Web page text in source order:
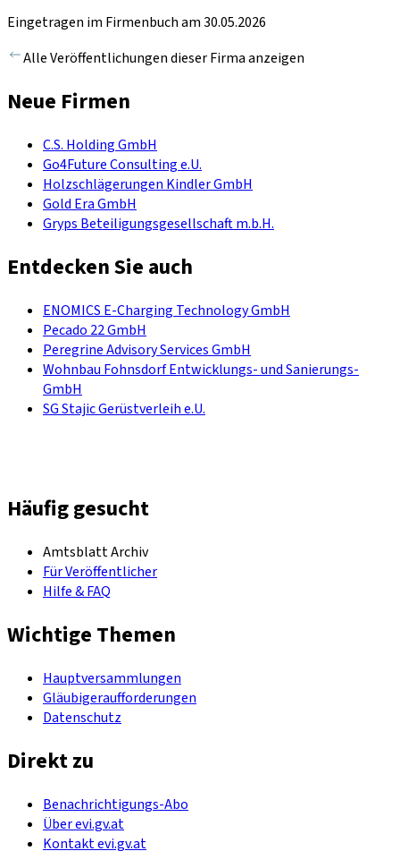
Eingetragen im Firmenbuch am 30.05.2026
Alle Veröffentlichungen dieser Firma anzeigen
Neue Firmen
C.S. Holding GmbH
Go4Future Consulting e.U.
Holzschlägerungen Kindler GmbH
Gold Era GmbH
Gryps Beteiligungsgesellschaft m.b.H.
Entdecken Sie auch
ENOMICS E-Charging Technology GmbH
Pecado 22 GmbH
Peregrine Advisory Services GmbH
Wohnbau Fohnsdorf Entwicklungs- und Sanierungs-
GmbH
SG Stajic Gerüstverleih e.U.
Häufig gesucht
Amtsblatt Archiv
Für Veröffentlicher
Hilfe & FAQ
Wichtige Themen
Hauptversammlungen
Gläubigeraufforderungen
Datenschutz
Direkt zu
Benachrichtigungs-Abo
Über evi.gv.at
Kontakt evi.gv.at